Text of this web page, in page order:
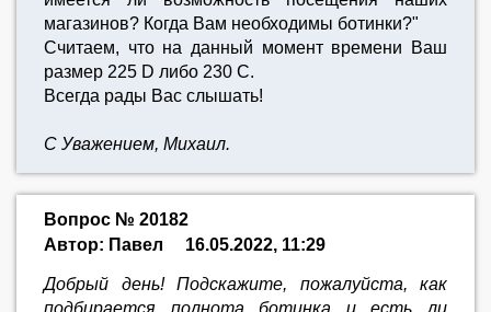
магазинов? Когда Вам необходимы ботинки?"
Считаем, что на данный момент времени Ваш
размер 225 D либо 230 С.
Всегда рады Вас слышать!
С Уважением, Михаил.
Вопрос № 20182
Автор: Павел
16.05.2022, 11:29
Добрый день! Подскажите, пожалуйста, как
подбирается полнота ботинка и есть ли